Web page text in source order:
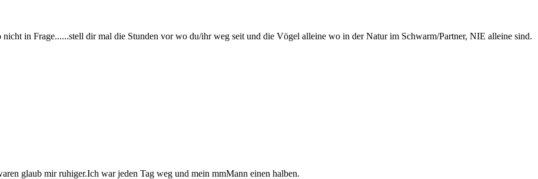
in Frage......stell dir mal die Stunden vor wo du/ihr weg seit und die Vögel alleine wo in der Natur im Schwarm/Partner, NIE alleine sind.
glaub mir ruhiger.Ich war jeden Tag weg und mein mmMann einen halben.